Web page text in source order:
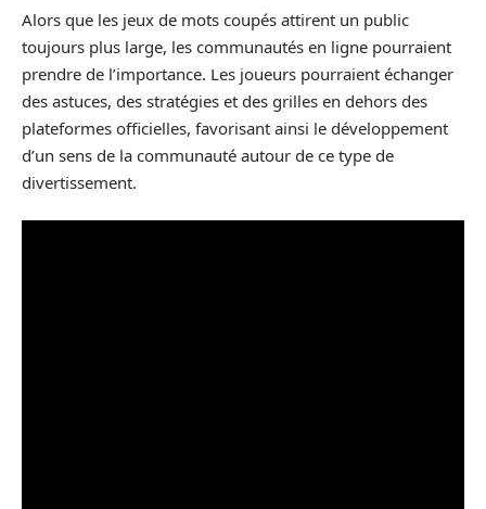
Alors que les jeux de mots coupés attirent un public
toujours plus large, les communautés en ligne pourraient
prendre de l’importance. Les joueurs pourraient échanger
des astuces, des stratégies et des grilles en dehors des
plateformes officielles, favorisant ainsi le développement
d’un sens de la communauté autour de ce type de
divertissement.